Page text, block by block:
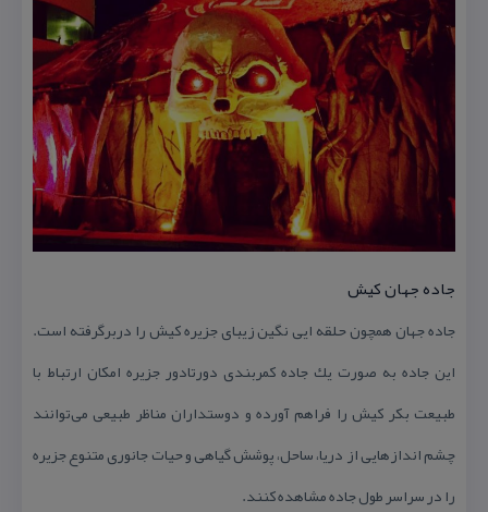
جاده جهان كیش
جاده جهان همچون حلقه ایی نگین زیبای جزیره كیش را دربرگرفته است.
این جاده به صورت یك جاده كمربندی دورتادور جزیره امكان ارتباط با
طبیعت بكر كیش را فراهم آورده و دوستداران مناظر طبیعی می‌توانند
چشم اندازهایی از دریا، ساحل، پوشش گیاهی و حیات جانوری متنوع جزیره
را در سراسر طول جاده مشاهده كنند.